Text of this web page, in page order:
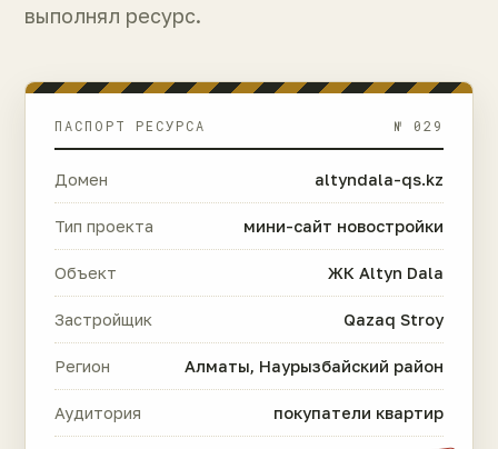
выполнял ресурс.
ПАСПОРТ РЕСУРСА № 029
Домен altyndala-qs.kz
Тип проекта мини-сайт новостройки
Объект ЖК Altyn Dala
Застройщик Qazaq Stroy
Регион Алматы, Наурызбайский район
Аудитория покупатели квартир